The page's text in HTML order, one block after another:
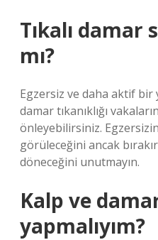
Tıkalı damar
mı?
Egzersiz ve daha aktif bir
damar tıkanıklığı
önleyebilirsiniz.
görüleceğini ancak
döneceğini unutmayın.
Kalp ve
yapmalıyım?